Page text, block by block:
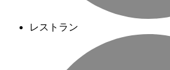
レストラン